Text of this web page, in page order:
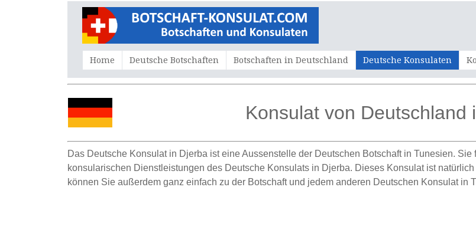
Home Deutsche Botschaften Botschaften in Deutschland Deutsche Konsulaten
Konsulat von Deutschland
Das Deutsche Konsulat in Djerba ist eine Aussenstelle der Deutschen Botschaft in Tunesien.
konsularischen Dienstleistungen des Deutsche Konsulats in Djerba. Dieses Konsulat ist
können Sie außerdem ganz einfach zu der Botschaft und jedem anderen Deutschen Konsulat in